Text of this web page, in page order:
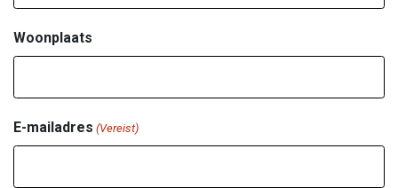
Woonplaats
E-mailadres (Vereist)